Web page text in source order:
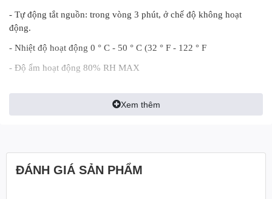
- Tự động tắt nguồn: trong vòng 3 phút, ở chế độ không hoạt
động.
- Nhiệt độ hoạt động 0 ° C - 50 ° C (32 ° F - 122 ° F
- Độ ẩm hoạt động 80% RH MAX
Máy đo độ ẩm
thạch cao và hơn thế nữa)
Xem thêm
ĐÁNH GIÁ SẢN PHẨM